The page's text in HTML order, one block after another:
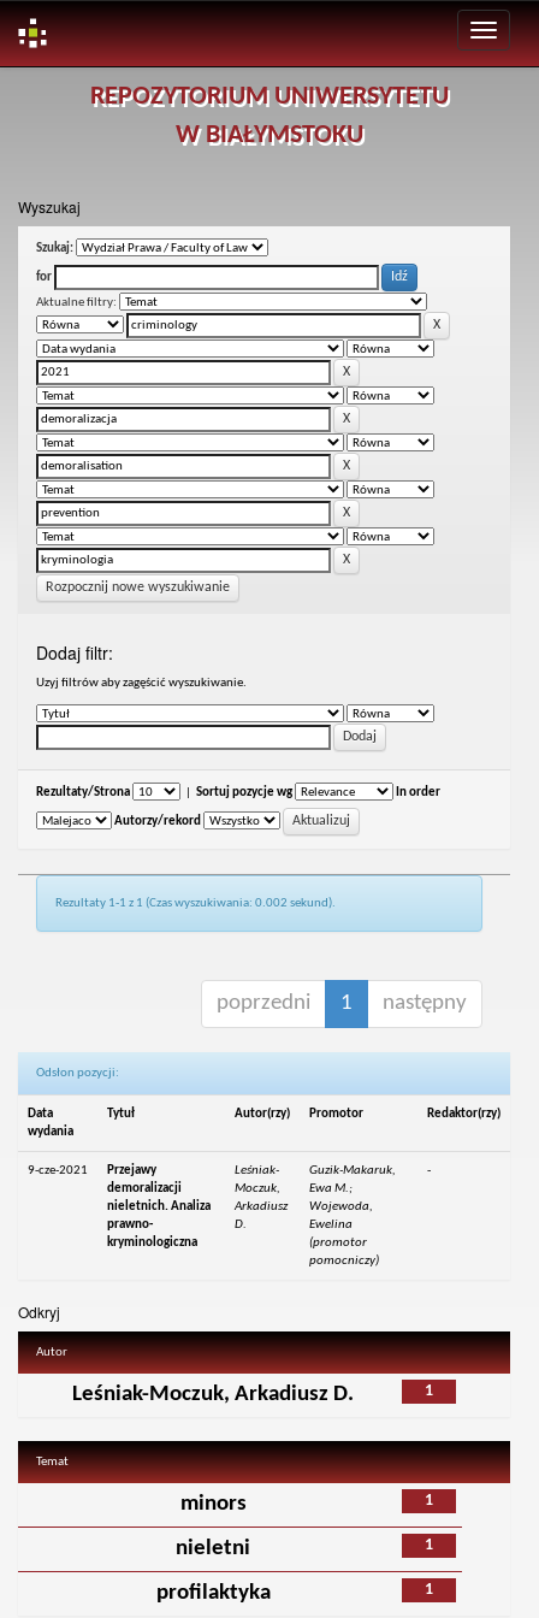
REPOZYTORIUM UNIWERSYTETU
W BIAŁYMSTOKU
Wyszukaj
Szukaj:
for
Aktualne filtry:
Rozpocznij nowe wyszukiwanie
Dodaj filtr:
Uzyj filtrów aby zagęścić wyszukiwanie.
Rezultaty/Strona Sortuj pozycje wg In order
Autorzy/rekord
Rezultaty 1-1 z 1 (Czas wyszukiwania: 0.002 sekund).
poprzedni 1 następny
Odsłon pozycji:
Data
wydania
Tytuł Autor(rzy) Promotor Redaktor(rzy)
9-cze-2021
Przejawy
demoralizacji
nieletnich. Analiza
prawno-
kryminologiczna
Leśniak-
Moczuk,
Arkadiusz
D.
Guzik-Makaruk,
Ewa M.;
Wojewoda,
Ewelina
(promotor
pomocniczy)
-
Odkryj
Autor
1
Leśniak-Moczuk, Arkadiusz D.
Temat
1
minors
1
nieletni
1
profilaktyka